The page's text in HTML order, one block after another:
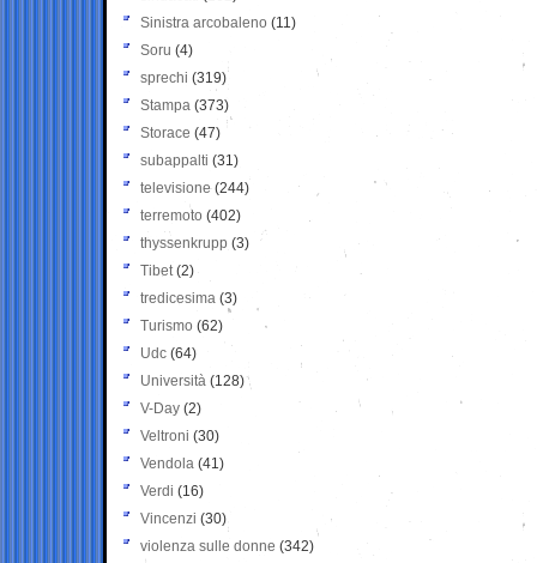
Sinistra arcobaleno (11)
Soru (4)
sprechi (319)
Stampa (373)
Storace (47)
subappalti (31)
televisione(244)
terremoto (402)
thyssenkrupp (3)
Tibet(2)
tredicesima (3)
Turismo (62)
Udc (64)
Università (128)
V-Day (2)
Veltroni (30)
Vendola (41)
Verdi (16)
Vincenzi (30)
violenza sulle donne (342)